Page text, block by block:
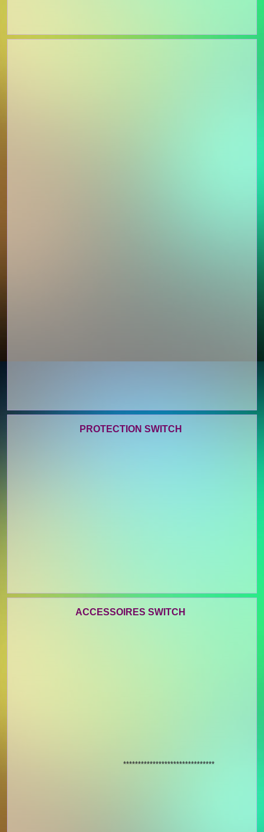
PROTECTION SWITCH
ACCESSOIRES SWITCH
*******************************